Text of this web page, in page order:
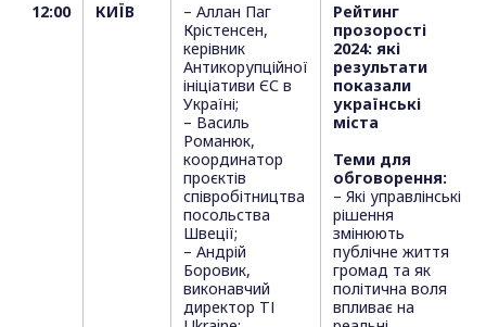
12:00 КИЇВ
– Аллан Паг
Крістенсен,
керівник
Антикорупційної
ініціативи ЄС в
Україні;
– Василь
Романюк,
координатор
проєктів
співробітництва
посольства
Швеції;
– Андрій
Боровик,
виконавчий
директор ТІ
Рейтинг
прозорості
2024: які
результати
показали
українські
міста
Теми для
обговорення:
– Які управлінські
рішення
змінюють
публічне життя
громад та як
політична воля
впливає на